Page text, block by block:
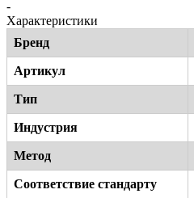
-
Характеристики
Бренд
Артикул
Тип
Индустрия
Метод
Соответствие стандарту